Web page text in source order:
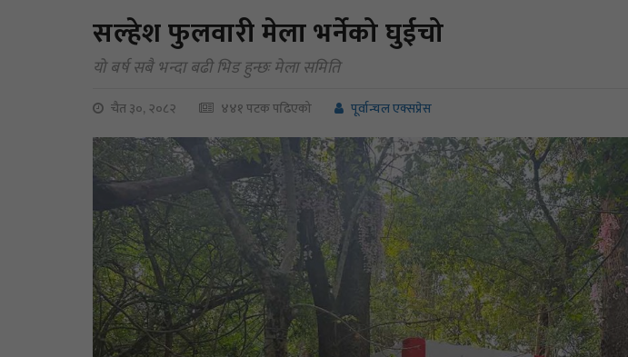
सल्हेश फुलवारी मेला भर्नेको घुईचो
याे बर्ष सबै भन्दा बढी भिड हुन्छः मेला समिति
चैत ३०, २०८२ ४४१ पटक पढिएको पूर्वान्चल एक्सप्रेस